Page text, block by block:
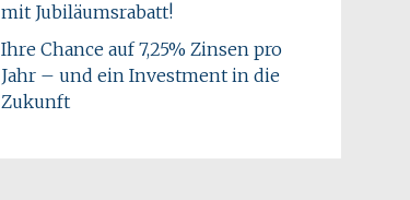
mit Jubiläumsrabatt!
Ihre Chance auf 7,25% Zinsen pro
Jahr – und ein Investment in die
Zukunft